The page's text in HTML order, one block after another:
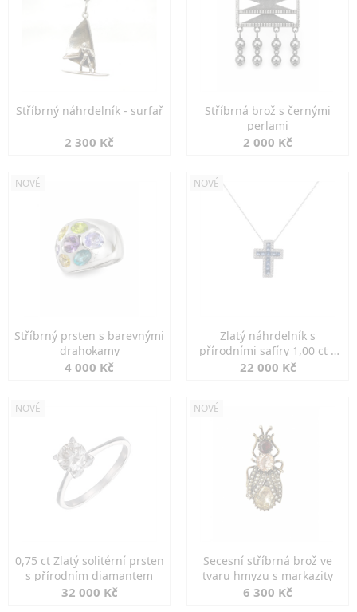
Stříbrný náhrdelník - surfař
2 300 Kč
Stříbrná brož s černými
perlami
2 000 Kč
NOVÉ
Stříbrný prsten s barevnými
drahokamy
4 000 Kč
NOVÉ
Zlatý náhrdelník s
přírodními safíry 1,00 ct a
diamanty
22 000 Kč
NOVÉ
0,75 ct Zlatý solitérní prsten
s přírodním diamantem
32 000 Kč
NOVÉ
Secesní stříbrná brož ve
tvaru hmyzu s markazity
6 300 Kč